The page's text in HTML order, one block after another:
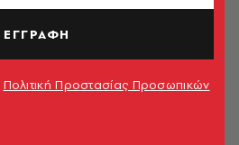
ΕΓΓΡΑΦΗ
Πολιτική Προστασίας Προσωπικών